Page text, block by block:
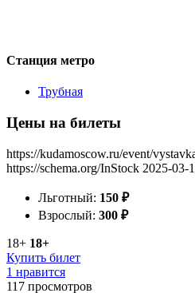
Станция метро
Трубная
Цены на билеты
https://kudamoscow.ru/event/
https://schema.org/InStock 2025-03-
Льготный: 150 ₽
Взрослый: 300 ₽
18+ 18+
Купить билет
1 нравится
117 просмотров